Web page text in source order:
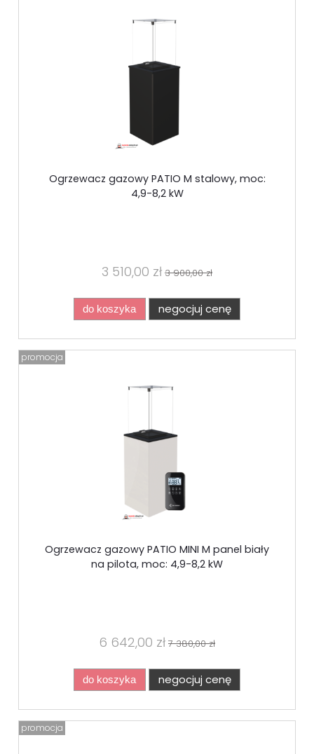
Ogrzewacz gazowy PATIO M stalowy, moc:
4,9-8,2 kW
3 510,00 zł 3 900,00 zł
do koszyka negocjuj cenę
Ogrzewacz gazowy PATIO MINI M panel biały
na pilota, moc: 4,9-8,2 kW
6 642,00 zł 7 380,00 zł
do koszyka negocjuj cenę
promocja
promocja